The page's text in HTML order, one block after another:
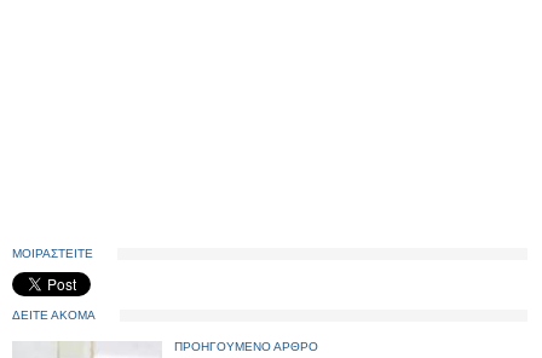
ΜΟΙΡΑΣΤΕΙΤΕ
ΔΕΙΤΕ ΑΚΟΜΑ
ΠΡΟΗΓΟΥΜΕΝΟ ΑΡΘΡΟ